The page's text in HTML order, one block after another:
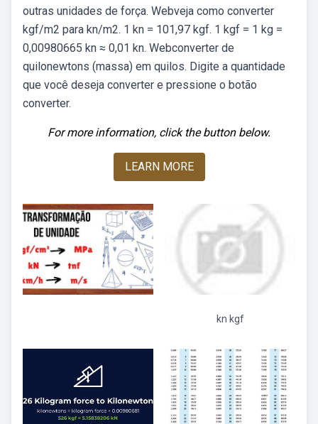
outras unidades de força. Webveja como converter
kgf/m2 para kn/m2. 1 kn = 101,97 kgf. 1 kgf = 1 kg =
0,00980665 kn ≈ 0,01 kn. Webconverter de
quilonewtons (massa) em quilos. Digite a quantidade
que você deseja converter e pressione o botão
converter.
For more information, click the button below.
LEARN MORE
kn kgf